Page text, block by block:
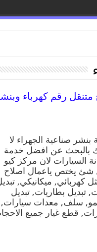
صناعية الجهراء 99009551 كراج متنقل رقم كهرباء
صناعية الجهراء لا
بالبحث عن افضل خدمة
السيارات لان مركز كيو
شئ يختص ياعمال اصلاح
كهربائي, ميكانيكي,
تبديل بطاريات, تبديل
سلف, معدات سيارات,
قطع غيار جميع